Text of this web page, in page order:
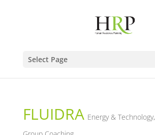
Select Page
FLUIDRA Energy & Technology,